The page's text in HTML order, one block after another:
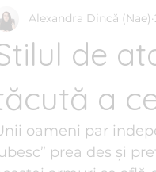
& Stiluri de Comunicare
Managementul
Procrastinare
de
a
Alexandra Dincă (Nae)
oameni par
prea des și